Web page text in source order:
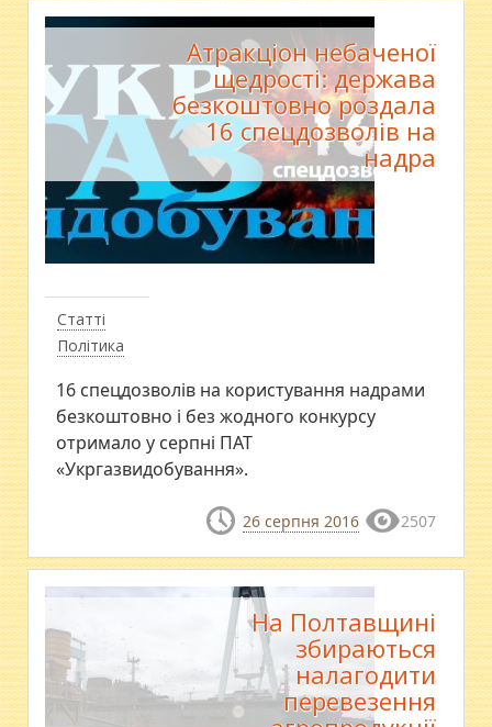
Статті
Політика
Атракціон небаченої
щедрості: держава
безкоштовно роздала
16 спецдозволів на
надра
16 спецдозволів на користування надрами
безкоштовно і без жодного конкурсу
отримало у серпні ПАТ
«Укргазвидобування».
26 серпня 2016 2507
На Полтавщині
збираються
налагодити
перевезення